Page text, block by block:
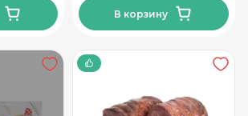
В корзину